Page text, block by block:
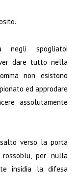
negli spogliatoi
dare tutto nella
non esistono
ed approdare
assolutamente
verso la porta
per nulla
insidia la difesa